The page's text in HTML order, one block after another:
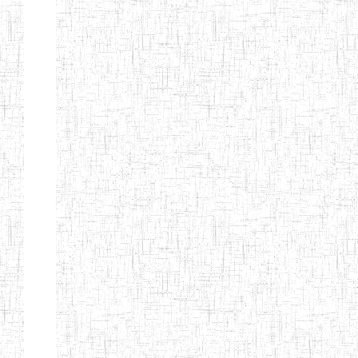
Début Préc. 1 2 3 4 5
6
Suivant
Fin
Etablissements
d'enseignement
secondaire
technique
et
professionnel